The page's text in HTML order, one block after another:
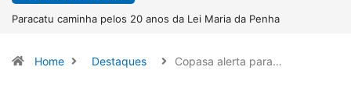
Projeto CUTUCAR abre nova edição e semeia o futuro
Home Destaques Copasa alerta para…